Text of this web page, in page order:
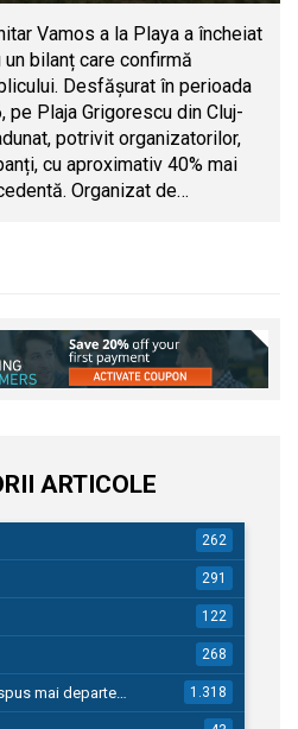
Vamos a la Playa a încheiat
bilanț care confirmă
Desfășurat în perioada
Plaja Grigorescu din Cluj-
potrivit organizatorilor,
cu aproximativ 40% mai
Organizat de…
ARTICOLE
262
291
122
268
mai departe… 1.318